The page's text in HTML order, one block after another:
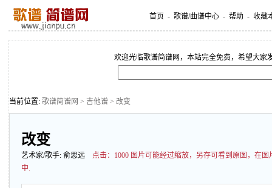
首页 - 歌谱/曲谱中心 - 帮助 - 收藏
欢迎光临歌谱简谱网，本站完全免费，希望大家
当前位置: 歌谱简谱网 > 吉他谱 > 改变
改变
艺术家/歌手: 俞思远 点击： 1000 图片可能经过缩放，另存可看到原图，在
中.